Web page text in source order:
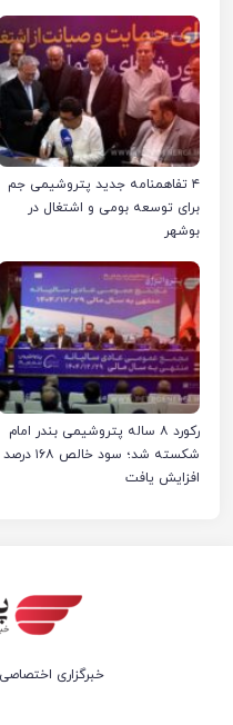
۴ تفاهمنامه جدید پتروشیمی جم
برای توسعه بومی و اشتغال در
بوشهر
رکورد ۸ ساله پتروشیمی بندر امام
شکسته شد؛ سود خالص ۱۶۸ درصد
افزایش یافت
خبرگزاری